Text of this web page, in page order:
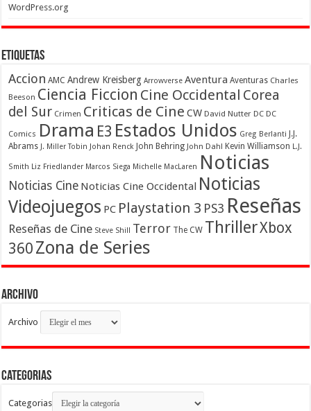
WordPress.org
Etiquetas
Accion AMC Andrew Kreisberg Arrowverse Aventura Aventuras Charles
Beeson Ciencia Ficcion Cine Occidental Corea
del Sur Crimen Criticas de Cine CW David Nutter DC DC
Comics Drama E3 Estados Unidos Greg Berlanti
J.J.
Abrams J. Miller Tobin Johan Renck John Behring John Dahl Kevin Williamson L.J.
Smith Liz Friedlander Marcos Siega Michelle MacLaren Noticias
Noticias Cine Noticias Cine Occidental Noticias
Videojuegos PC Playstation 3 PS3 Reseñas
Reseñas de Cine Steve Shill Terror The CW ThrillerXbox
360 Zona de Series
Archivo
Archivo
Categorias
Categorias